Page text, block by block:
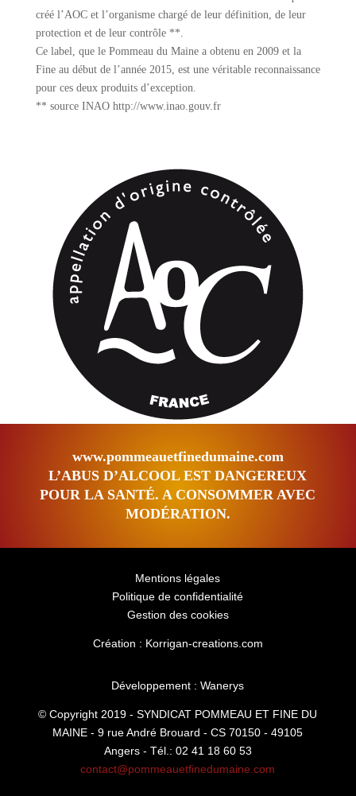
créé l’AOC et l’organisme chargé de leur définition, de leur
protection et de leur contrôle **.
Ce label, que le Pommeau du Maine a obtenu en 2009 et la
Fine au début de l’année 2015, est une véritable reconnaissance
pour ces deux produits d’exception.
** source INAO http://www.inao.gouv.fr
www.pommeauetfinedumaine.com
L’ABUS D’ALCOOL EST DANGEREUX
POUR LA SANTÉ. A CONSOMMER AVEC
MODÉRATION.
Mentions légales
Politique de confidentialité
Gestion des cookies
Création : Korrigan-creations.com
Développement : Wanerys
© Copyright 2019 - SYNDICAT POMMEAU ET FINE DU
MAINE - 9 rue André Brouard - CS 70150 - 49105
Angers - Tél.: 02 41 18 60 53
contact@pommeauetfinedumaine.com